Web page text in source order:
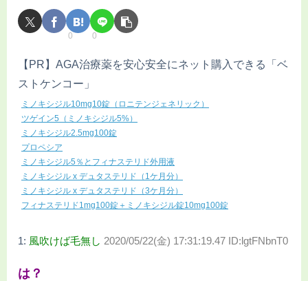
0 0
【PR】AGA治療薬を安心安全にネット購入できる「ベ
ストケンコー」
ミノキシジル10mg10錠（ロニテンジェネリック）
ツゲイン5（ミノキシジル5%）
ミノキシジル2.5mg100錠
プロペシア
ミノキシジル5％とフィナステリド外用液
ミノキシジル x デュタステリド（1ケ月分）
ミノキシジル x デュタステリド（3ケ月分）
フィナステリド1mg100錠＋ミノキシジル錠10mg100錠
1: 風吹けば毛無し 2020/05/22(金) 17:31:19.47 ID:lgtFNbnT0
は？